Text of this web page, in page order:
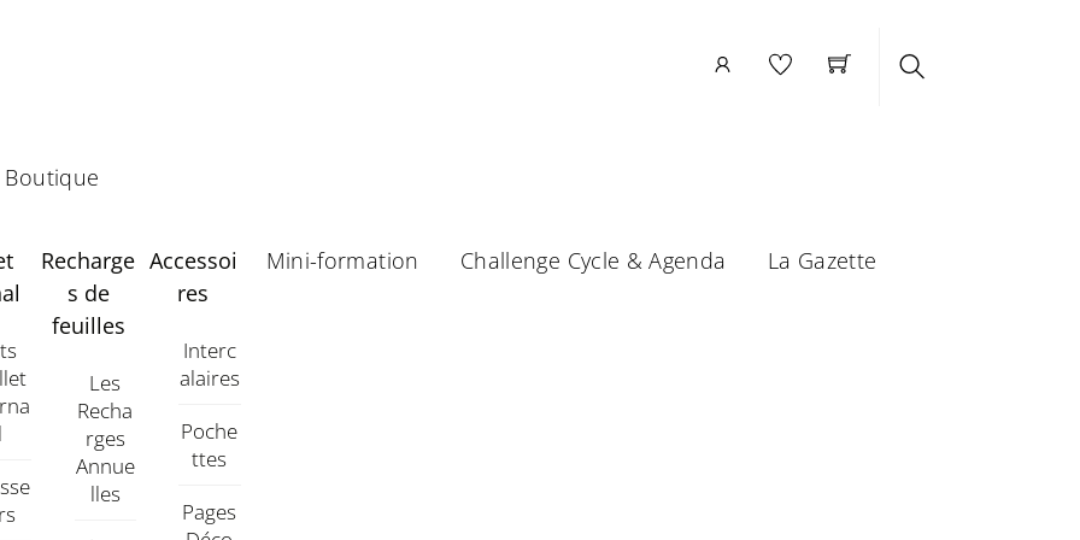
Boutique
L
Recharge
s de
feuilles
Les
Recha
Rges
Annue
Lles
Accessoi
res
Interc
Alaires
Poche
Ttes
Pages
Mini-formation Challenge Cycle & Agenda La Gazette